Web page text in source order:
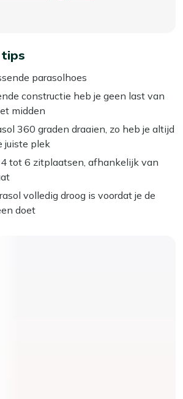
parasolhoes
constructie heb je geen last van
midden
360 graden draaien, zo heb je altijd
juiste plek
tot 6 zitplaatsen, afhankelijk van
volledig droog is voordat je de
doet